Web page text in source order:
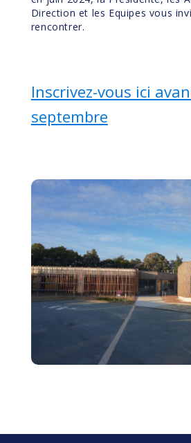
Direction et les Equipes vous
rencontrer.
Inscrivez-vous ici
septembre